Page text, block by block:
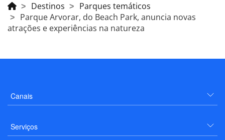
Destinos
Parques temáticos
Parque Arvorar, do Beach Park, anuncia novas
atrações e experiências na natureza
Canais
Serviços